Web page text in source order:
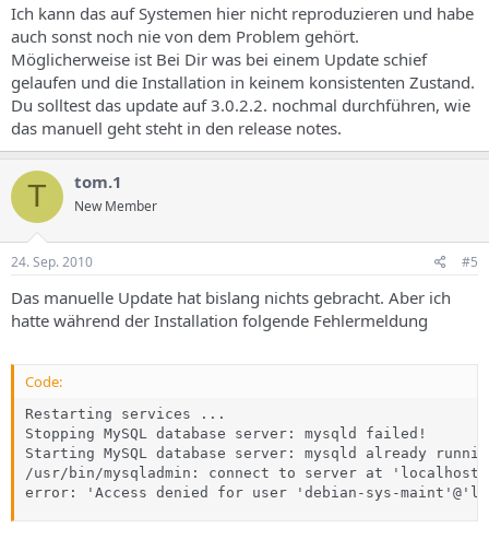
Ich kann das auf Systemen hier nicht reproduzieren und habe
auch sonst noch nie von dem Problem gehört.
Möglicherweise ist Bei Dir was bei einem Update schief
gelaufen und die Installation in keinem konsistenten Zustand.
Du solltest das update auf 3.0.2.2. nochmal durchführen, wie
das manuell geht steht in den release notes.
T tom.1
New Member
24. Sep. 2010 #5
Das manuelle Update hat bislang nichts gebracht. Aber ich
hatte während der Installation folgende Fehlermeldung
Code:
Restarting services ...
Stopping MySQL database server: mysqld failed!
Starting MySQL database server: mysqld already
/usr/bin/mysqladmin: connect to server at
error: 'Access denied for user 'debian-sys-